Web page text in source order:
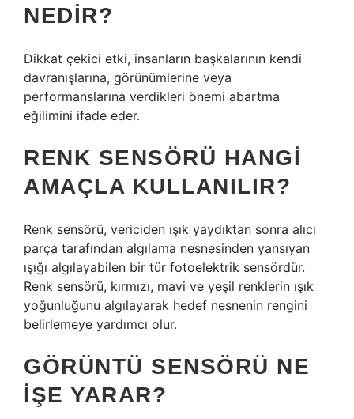
NEDIR?
Dikkat çekici etki, insanların başkalarının kendi
davranışlarına, görünümlerine veya
performanslarına verdikleri önemi abartma
eğilimini ifade eder.
RENK SENSÖRÜ HANGI
AMAÇLA KULLANILIR?
Renk sensörü, vericiden ışık yaydıktan sonra alıcı
parça tarafından algılama nesnesinden yansıyan
ışığı algılayabilen bir tür fotoelektrik sensördür.
Renk sensörü, kırmızı, mavi ve yeşil renklerin ışık
yoğunluğunu algılayarak hedef nesnenin rengini
belirlemeye yardımcı olur.
GÖRÜNTÜ SENSÖRÜ NE
IŞE YARAR?